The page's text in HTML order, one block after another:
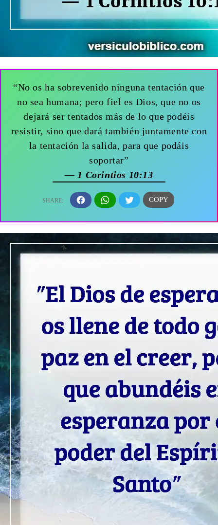
“No os ha sobrevenido ninguna tentación que
no sea humana; pero fiel es Dios, que no os
dejará ser tentados más de lo que podéis
resistir, sino que dará también juntamente con
la tentación la salida, para que podáis
soportar”
— 1 Corintios 10:13